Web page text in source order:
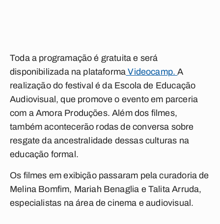
Toda a programação é gratuita e será
disponibilizada na plataforma Videocamp.A
realização do festival é da Escola de Educação
Audiovisual, que promove o evento em parceria
com a Amora Produções. Além dos filmes,
também acontecerão rodas de conversa sobre
resgate da ancestralidade dessas culturas na
educação formal.
Os filmes em exibição passaram pela curadoria de
Melina Bomfim, Mariah Benaglia e Talita Arruda,
especialistas na área de cinema e audiovisual.